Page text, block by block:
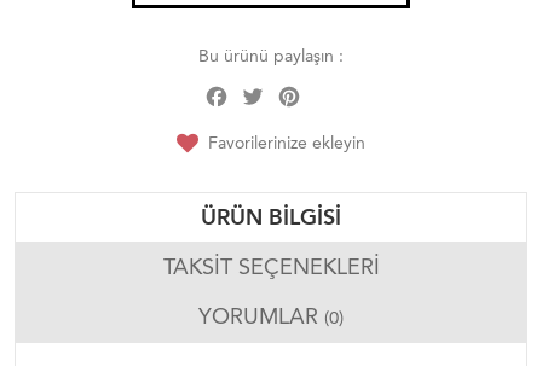
Bu ürünü paylaşın :
Facebook
Twitter
Favorilerinize ekleyin
ÜRÜN BILGISI
TAKSIT SEÇENEKLERI
YORUMLAR (0)